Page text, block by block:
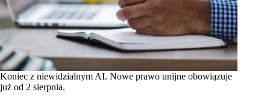
Koniec z niewidzialnym AI. Nowe prawo unijne obowiązuje
już od 2 sierpnia.